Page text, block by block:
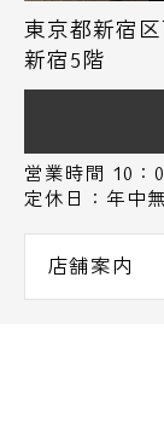
東京都新宿
新宿5階
営業時間 10：
定休日：年中
店舗案内